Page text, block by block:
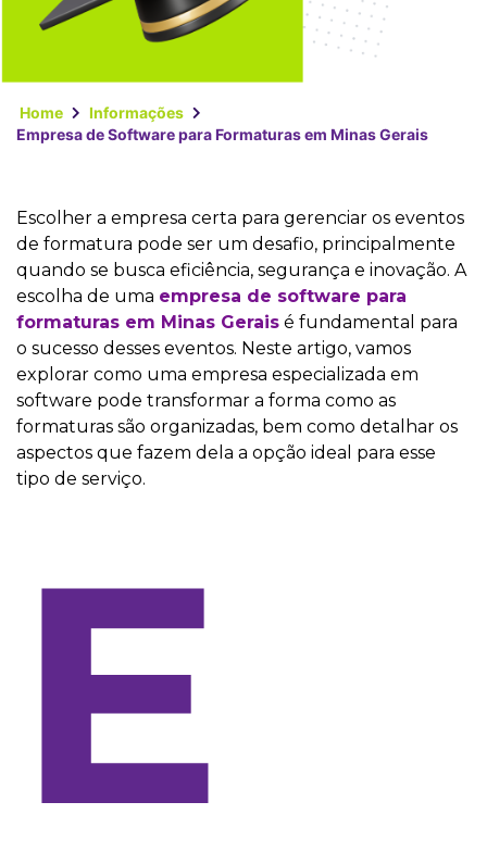
Home
Informações
Empresa de Software para Formaturas em Minas Gerais
Escolher a empresa certa para gerenciar os eventos
de formatura pode ser um desafio, principalmente
quando se busca eficiência, segurança e inovação. A
escolha de uma empresa de software para
formaturas em Minas Gerais é fundamental para
o sucesso desses eventos. Neste artigo, vamos
explorar como uma empresa especializada em
software pode transformar a forma como as
formaturas são organizadas, bem como detalhar os
aspectos que fazem dela a opção ideal para esse
tipo de serviço.
E